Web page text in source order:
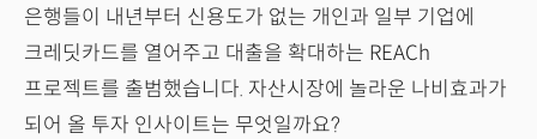
은행들이 내년부터 신용도가 없는 개인과 일부 기업에
크레딧카드를 열어주고 대출을 확대하는 REACh
프로젝트를 출범했습니다. 자산시장에 놀라운 나비효과가
되어 올 투자 인사이트는 무엇일까요?